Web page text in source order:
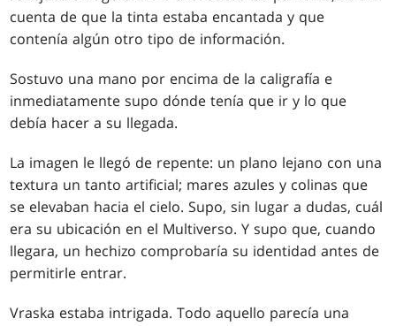
cuenta de que la tinta estaba encantada y que
contenía algún otro tipo de información.
Sostuvo una mano por encima de la caligrafía e
inmediatamente supo dónde tenía que ir y lo que
debía hacer a su llegada.
La imagen le llegó de repente: un plano lejano con una
textura un tanto artificial; mares azules y colinas que
se elevaban hacia el cielo. Supo, sin lugar a dudas, cuál
era su ubicación en el Multiverso. Y supo que, cuando
llegara, un hechizo comprobaría su identidad antes de
permitirle entrar.
Vraska estaba intrigada. Todo aquello parecía una